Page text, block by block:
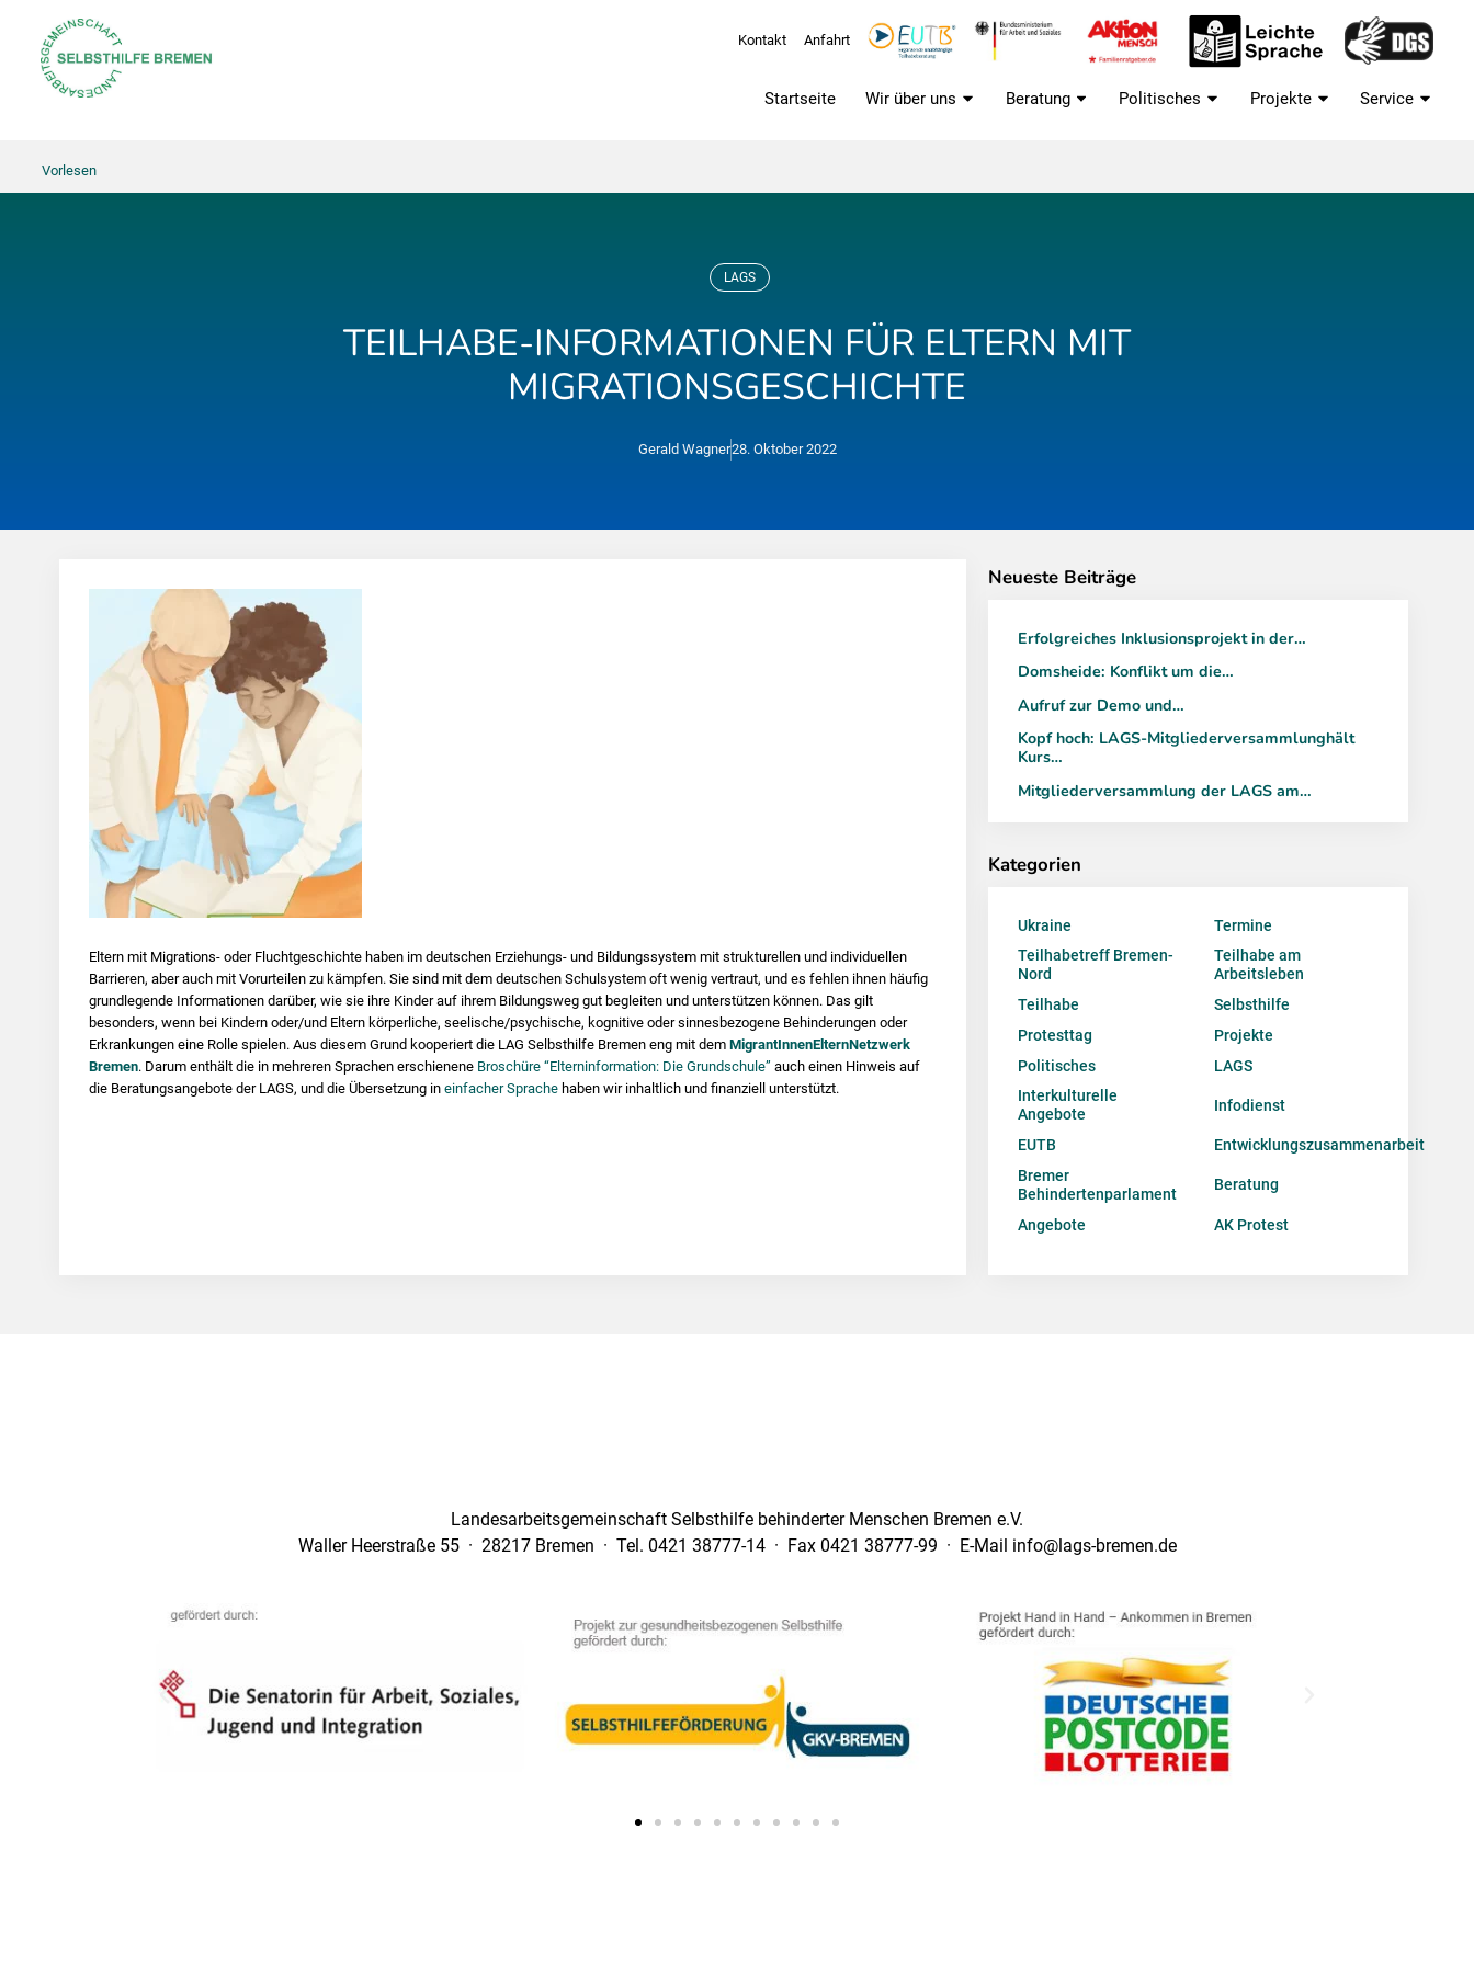
Kontakt Anfahrt
Startseite Wir über uns Beratung Politisches Projekte Service
Vorlesen
LAGS
TEILHABE-INFORMATIONEN FÜR ELTERN MIT
MIGRATIONSGESCHICHTE
Gerald Wagner28. Oktober 2022
Eltern mit Migrations- oder Fluchtgeschichte haben im deutschen Erziehungs- und Bildungssystem mit strukturellen und individuellen
Barrieren, aber auch mit Vorurteilen zu kämpfen. Sie sind mit dem deutschen Schulsystem oft wenig vertraut, und es fehlen ihnen häufig
grundlegende Informationen darüber, wie sie ihre Kinder auf ihrem Bildungsweg gut begleiten und unterstützen können. Das gilt
besonders, wenn bei Kindern oder/und Eltern körperliche, seelische/psychische, kognitive oder sinnesbezogene Behinderungen oder
Erkrankungen eine Rolle spielen. Aus diesem Grund kooperiert die LAG Selbsthilfe Bremen eng mit dem MigrantInnenElternNetzwerk
Bremen. Darum enthält die in mehreren Sprachen erschienene Broschüre “Elterninformation: Die Grundschule”auch einen Hinweis auf
die Beratungsangebote der LAGS, und die Übersetzung in einfacher Sprachehaben wir inhaltlich und finanziell unterstützt.
Neueste Beiträge
Erfolgreiches Inklusionsprojekt in der…
Domsheide: Konflikt um die…
Aufruf zur Demo und…
Kopf hoch: LAGS-Mitgliederversammlunghält
Kurs…
Mitgliederversammlung der LAGS am…
Kategorien
Ukraine
Termine
Teilhabetreff Bremen-
Nord
Teilhabe am
Arbeitsleben
Teilhabe
Selbsthilfe
Protesttag
Projekte
Politisches
LAGS
Interkulturelle
Angebote
Infodienst
EUTB
Entwicklungszusammenarbeit
Bremer
Behindertenparlament
Beratung
Angebote AK Protest
Landesarbeitsgemeinschaft Selbsthilfe behinderter Menschen Bremen e.V.
Waller Heerstraße 55 · 28217 Bremen · Tel. 0421 38777-14 · Fax 0421 38777-99 · E-Mail info@lags-bremen.de